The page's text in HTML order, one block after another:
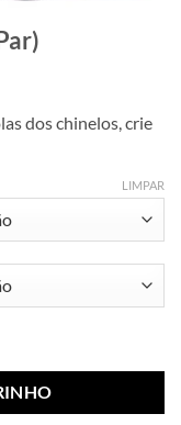
dos chinelos, crie
LIMPAR